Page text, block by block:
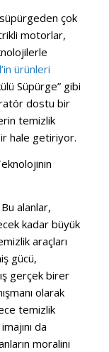
çok
motorlar,
ürünleri
Süpürge” gibi
dostu bir
temizlik
hale getiriyor.
alanlar,
kadar büyük
araçları
gücü,
gerçek birer
olarak
temizlik
da
moralini